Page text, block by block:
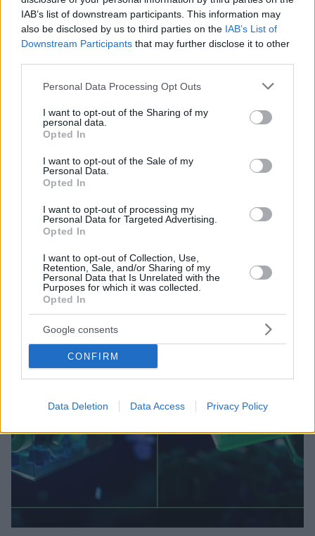
IAB’s list of downstream participants. This information may
also be disclosed by us to third parties on the IAB’s List of
Downstream Participants that may further disclose it to other
Please note that this website/app uses one or more Google
not limited to your visit or usage behaviour. You may click to
grant or deny consent to Google and its third-party tags to
use your data for below specified purposes in below Google
consent section.
Personal Data Processing Opt Outs
I want to opt-out of the Sharing of my
personal data.
Opted In
I want to opt-out of the Sale of my
Personal Data.
Opted In
I want to opt-out of processing my
Personal Data for Targeted Advertising.
Opted In
I want to opt-out of Collection, Use,
Retention, Sale, and/or Sharing of my
Personal Data that Is Unrelated with the
Purposes for which it was collected.
Opted In
Google consents
CONFIRM
Data Deletion Data Access Privacy Policy
προϊόντα και hub στην Κοραή
Η Snappi παρουσιάζει νέο μικροδάνειο άμεσης
επεκτείνει τις υπηρεσίες της με robo-advisor και ETF,
εγκαινιάζει το Snappi Hub και επενδύει στην
πελάτες της
10.12.2025, 09:16 1